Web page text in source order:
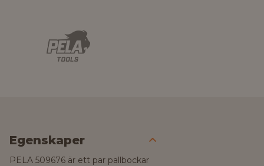
Egenskaper
PELA 509676 är ett par pallbockar